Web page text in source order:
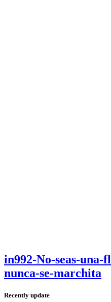
in992-No-seas-una-
nunca-se-marchita
Recently update